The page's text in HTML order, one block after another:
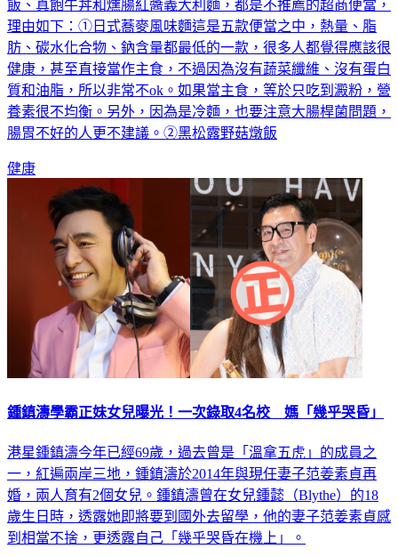
飯、真飽牛丼和燻腸紅醬義大利麵，都是不推薦的超商便當，
理由如下：①日式蕎麥風味麵這是五款便當之中，熱量、脂
肪、碳水化合物、鈉含量都最低的一款，很多人都覺得應該很
健康，甚至直接當作主食，不過因為沒有蔬菜纖維、沒有蛋白
質和油脂，所以非常不ok。如果當主食，等於只吃到澱粉，營
養素很不均衡。另外，因為是冷麵，也要注意大腸桿菌問題，
腸胃不好的人更不建議。②黑松露野菇燉飯
健康
鍾鎮濤學霸正妹女兒曝光！一次錄取4名校 媽「幾乎哭昏」
港星鍾鎮濤今年已經69歲，過去曾是「溫拿五虎」的成員之
一，紅遍兩岸三地，鍾鎮濤於2014年與現任妻子范姜素貞再
婚，兩人育有2個女兒。鍾鎮濤曾在女兒鍾懿（Blythe）的18
歲生日時，透露她即將要到國外去留學，他的妻子范姜素貞感
到相當不捨，更透露自己「幾乎哭昏在機上」。